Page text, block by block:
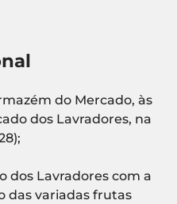
do Mercado, às
dos Lavradores, na
dos Lavradores com a
das variadas frutas